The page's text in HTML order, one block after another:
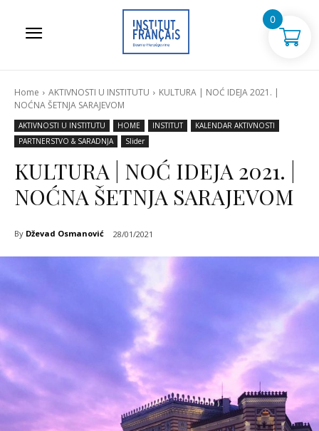
Home AKTIVNOSTI U INSTITUTU
KULTURA | NOĆ IDEJA 2021. |
NOĆNA ŠETNJA SARAJEVOM
AKTIVNOSTI U INSTITUTU HOME INSTITUT
KALENDAR AKTIVNOSTI
PARTNERSTVO & SARADNJA
Slider
KULTURA | NOĆ IDEJA 2021. |
NOĆNA ŠETNJA SARAJEVOM
By Dževad Osmanović 28/01/2021
0